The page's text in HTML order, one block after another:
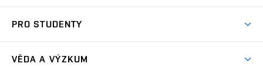
Koleje
Sport na VUT
Dny otevřených dveří
PRO STUDENTY
VĚDA A VÝZKUM